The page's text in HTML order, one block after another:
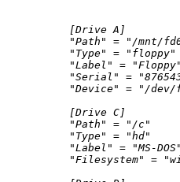
[Drive A]
"Path" = "/mnt/
"Type" = "floppy"
"Label" =
"Serial" =
"Device" = "/dev/
[Drive C]
"Path" = "/c"
"Type" = "hd"
"Label" = "MS-
"Filesystem" =